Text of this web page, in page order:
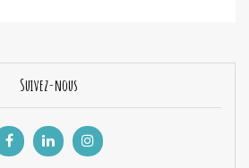
Suivez-nous